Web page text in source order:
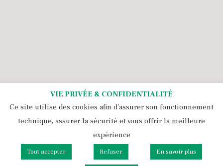
Tous droits réservés 2021 - 2026 Pépinière Ezavin
VIE PRIVÉE & CONFIDENTIALITÉ
Ce site utilise des cookies afin d'assurer son fonctionnement
technique, assurer la sécurité et vous offrir la meilleure
expérience
Tout accepter Refuser En savoir plus